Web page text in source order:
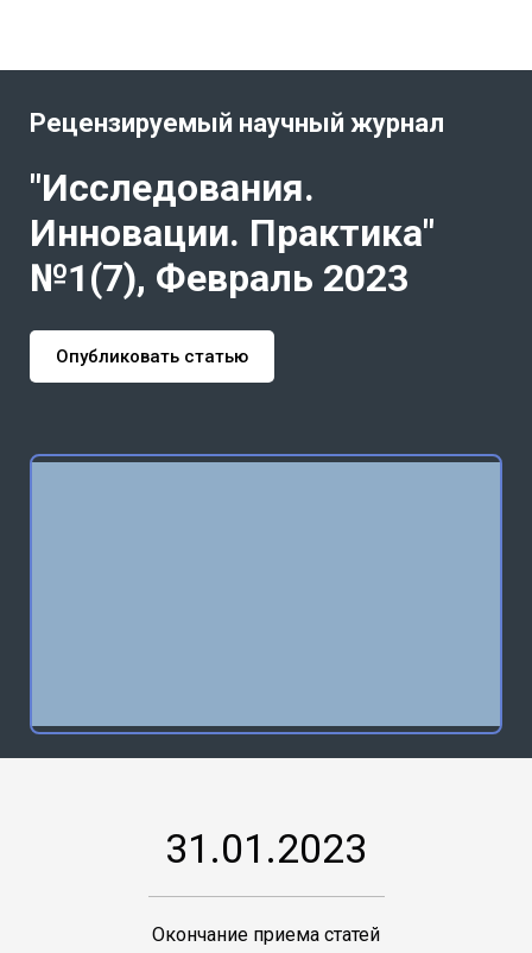
Рецензируемый научный журнал
"Исследования.
Инновации. Практика"
№1(7), Февраль 2023
Опубликовать статью
31.01.2023
Окончание приема статей